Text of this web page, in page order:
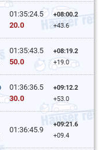
01:35:24.5
20.0
+08:00.2
+43.6
01:35:43.5
50.0
+08:19.2
+19.0
01:36:36.5
30.0
+09:12.2
+53.0
01:36:45.9
+09:21.6
+09.4